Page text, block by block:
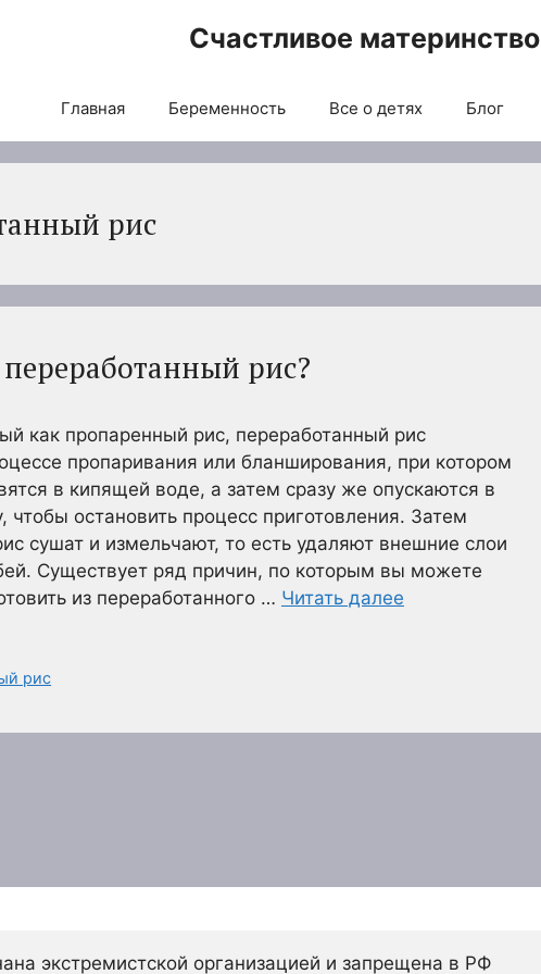
Счастливое материнство
Главная Беременность Все о детях Блог
рис
рис?
как пропаренный рис, переработанный рис
пропаривания или бланширования, при котором
в кипящей воде, а затем сразу же опускаются в
чтобы остановить процесс приготовления. Затем
сушат и измельчают, то есть удаляют внешние слои
Существует ряд причин, по которым вы можете
из переработанного … Читать далее
рис
экстремистской организацией и запрещена в РФ